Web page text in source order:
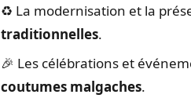
♻️ La modernisation et la
traditionnelles.
🎉 Les célébrations et
coutumes malgaches.